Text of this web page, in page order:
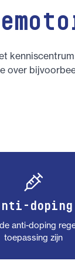
over
doping
anti-doping
toepassing zijn